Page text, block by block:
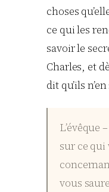
choses
ce qui les
savoir le
Charles, et
dit qu’ils
L’évêque
sur ce qui
vous